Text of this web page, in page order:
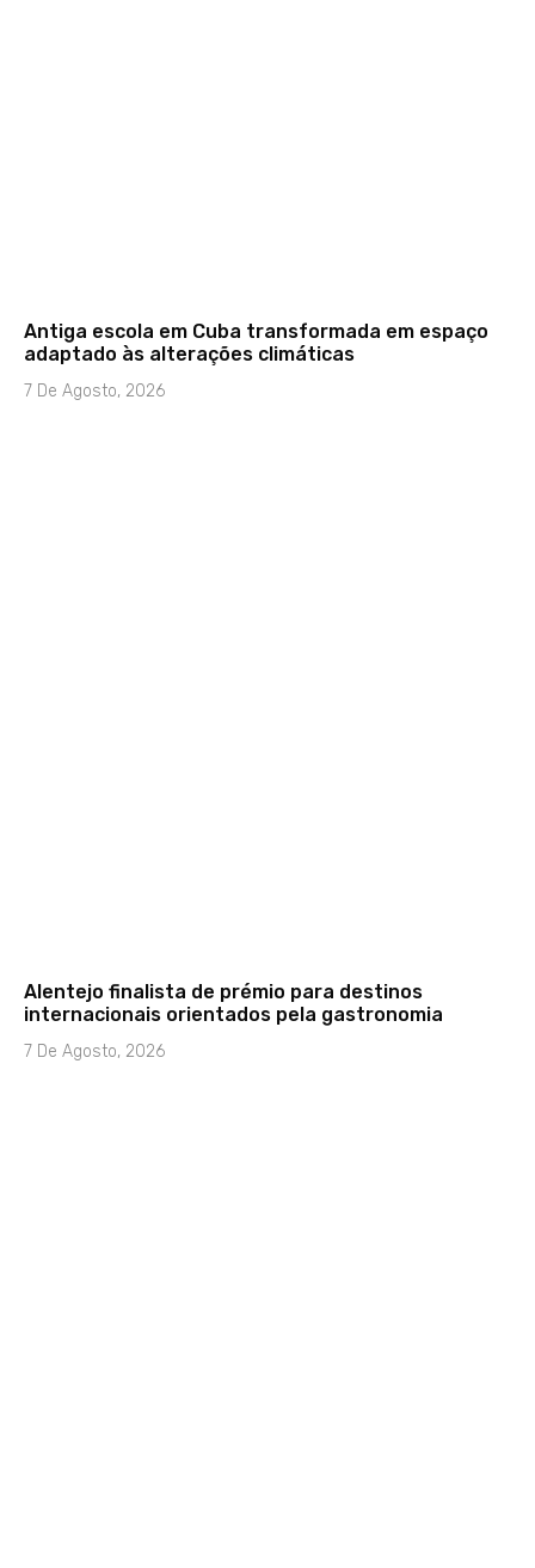
Antiga escola em Cuba transformada em espaço
adaptado às alterações climáticas
7 De Agosto, 2026
Alentejo finalista de prémio para destinos
internacionais orientados pela gastronomia
7 De Agosto, 2026